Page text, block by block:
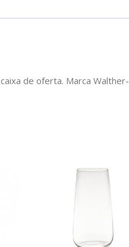
de oferta. Marca Walther-